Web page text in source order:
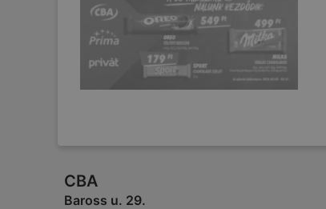
CBA
Baross u. 29.